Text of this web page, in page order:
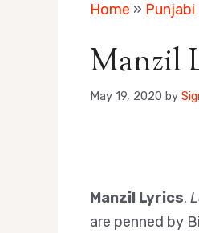
Home » Punjabi
Manzil
May 19, 2020 by
Manzil Lyrics.
are penned by